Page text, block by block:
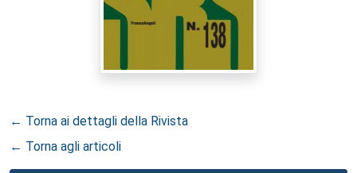
← Torna ai dettagli della Rivista
← Torna agli articoli